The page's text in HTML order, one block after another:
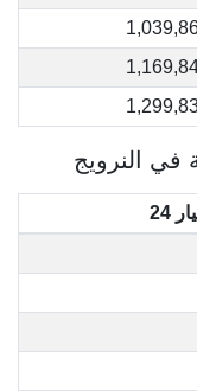
في النرويج